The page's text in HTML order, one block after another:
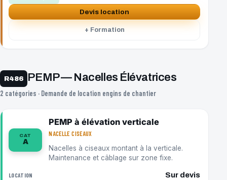
Devis location
+ Formation
R486 PEMP — Nacelles Élévatrices
2 catégories · Demande de location engins de chantier
CAT
A
PEMP à élévation verticale
NACELLE CISEAUX
Nacelles à ciseaux montant à la verticale.
Maintenance et câblage sur zone fixe.
LOCATION Sur devis